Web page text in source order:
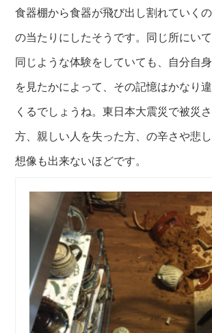
食器棚から食器が飛び出し割れていく
の当たりにしたそうです。同じ所にいて
同じような体験をしていても、自分自
を見たかによって、その記憶はかなり
くるでしょうね。東日本大震災で被災
方、親しい人を失った方、の辛さや悲
想像も出来ないほどです。